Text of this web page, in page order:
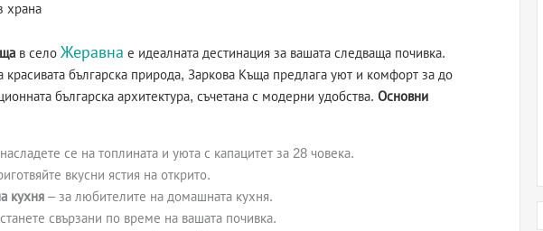
храна
в село Жеравна е идеалната дестинация за вашата следваща почивка.
красивата българска природа, Заркова Къща предлага уют и комфорт за до
българска архитектура, съчетана с модерни удобства. Основни
се на топлината и уюта с капацитет за 28 човека.
вкусни ястия на открито.
кухня – за любителите на домашната кухня.
свързани по време на вашата почивка.